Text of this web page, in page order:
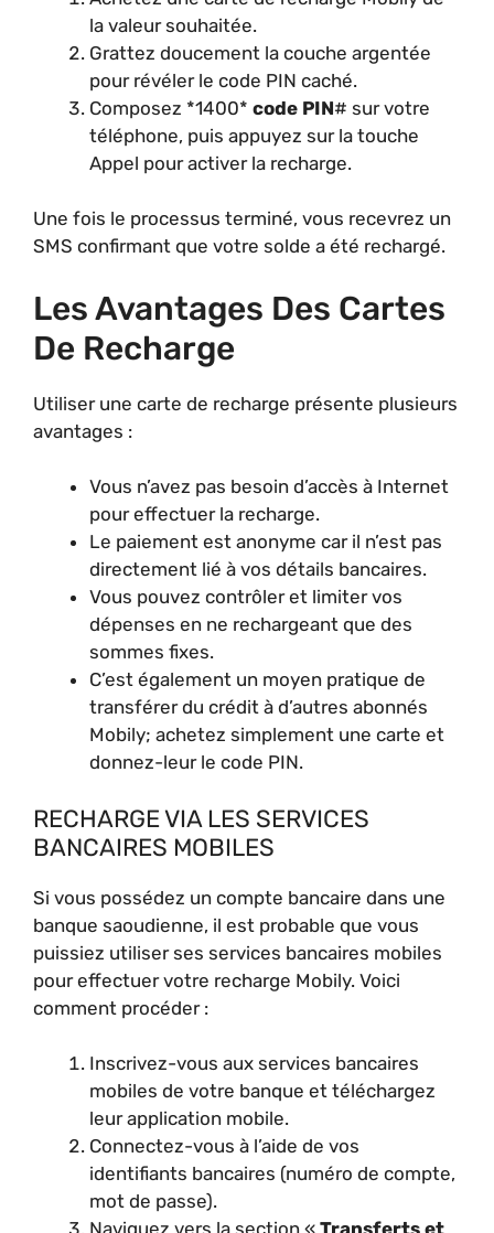
la valeur souhaitée.
Grattez doucement la couche argentée
pour révéler le code PIN caché.
Composez *1400* code PIN# sur votre
téléphone, puis appuyez sur la touche
Appel pour activer la recharge.
Une fois le processus terminé, vous recevrez un
SMS confirmant que votre solde a été rechargé.
Les Avantages Des Cartes
De Recharge
Utiliser une carte de recharge présente plusieurs
avantages :
Vous n’avez pas besoin d’accès à Internet
pour effectuer la recharge.
Le paiement est anonyme car il n’est pas
directement lié à vos détails bancaires.
Vous pouvez contrôler et limiter vos
dépenses en ne rechargeant que des
sommes fixes.
C’est également un moyen pratique de
transférer du crédit à d’autres abonnés
Mobily; achetez simplement une carte et
donnez-leur le code PIN.
RECHARGE VIA LES SERVICES
BANCAIRES MOBILES
Si vous possédez un compte bancaire dans une
banque saoudienne, il est probable que vous
puissiez utiliser ses services bancaires mobiles
pour effectuer votre recharge Mobily. Voici
comment procéder :
Inscrivez-vous aux services bancaires
mobiles de votre banque et téléchargez
leur application mobile.
Connectez-vous à l’aide de vos
identifiants bancaires (numéro de compte,
mot de passe).
Naviguez vers la section « Transferts et